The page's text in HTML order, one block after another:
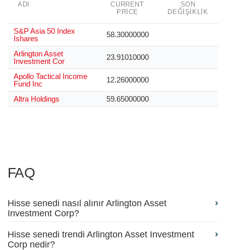
ADI
CURRENT
PRICE
SON
DEĞIŞIKLIK
S&P Asia 50 Index
Ishares
58.30000000
Arlington Asset
Investment Cor
23.91010000
Apollo Tactical Income
Fund Inc
12.26000000
Altra Holdings 59.65000000
FAQ
Hisse senedi nasıl alınır Arlington Asset
Investment Corp?
Hisse senedi trendi Arlington Asset Investment
Corp nedir?